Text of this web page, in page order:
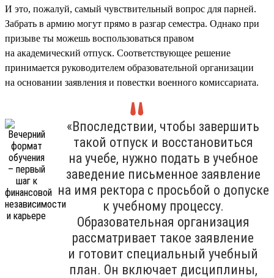
И это, пожалуй, самый чувствительный вопрос для парней.
Забрать в армию могут прямо в разгар семестра. Однако при
призыве ты можешь воспользоваться правом
на академический отпуск. Соответствующее решение
принимается руководителем образовательной организации
на основании заявления и повестки военного комиссариата.
«Впоследствии, чтобы завершить
такой отпуск и восстановиться
на учебе, нужно подать в учебное
заведение письменное заявление
на имя ректора с просьбой о допуске
к учебному процессу.
Образовательная организация
рассматривает такое заявление
и готовит специальный учебный
план. Он включает дисциплины,